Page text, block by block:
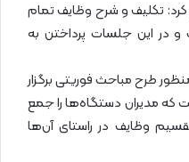
کرد: تکلیف و شرح وظایف تمام
در این جلسات پرداختن به
طرح مباحث فوریتی برگزار
که مدیران دستگاه‌ها را جمع
وظایف در راستای آن‌ها